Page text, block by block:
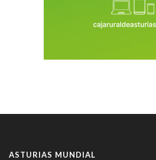
ASTURIAS MUNDIAL